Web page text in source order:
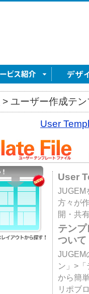
> ユーザー作成テ
User
User
JUGEM
方々が
開・共
テン
ついて
JUGEM
ン」>
から簡
リポブ